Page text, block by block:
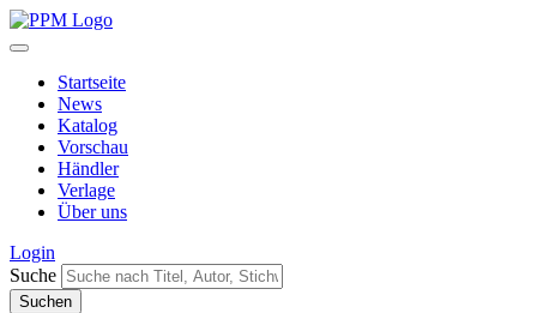
Startseite
News
Katalog
Vorschau
Händler
Verlage
Über uns
Login
Suche